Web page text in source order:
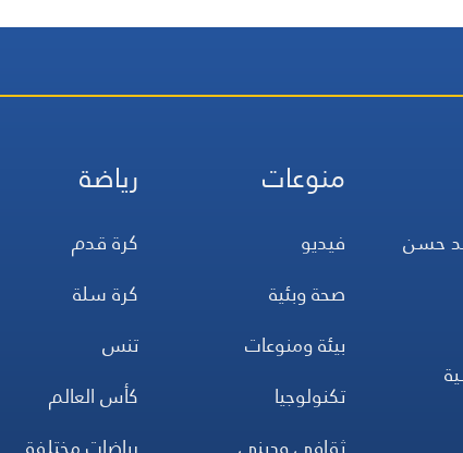
حسن
منوعات
فيديو
صحة وبئية
بيئة ومنوعات
تكنولوجيا
رياضة
كرة قدم
كرة سلة
تنس
كأس العالم